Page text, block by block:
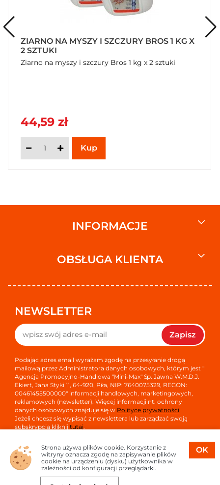
ZIARNO NA MYSZY I SZCZURY BROS 1 KG X
2 SZTUKI
Ziarno na myszy i szczury Bros 1 kg x 2 sztuki
44,59 zł
INFORMACJE
OBSŁUGA KLIENTA
NEWSLETTER
Zapisz
Podając adres email wyrażam zgodę na przesyłanie drogą
mailową przez Administratora danych osobowych, którym jest "
Agencja Promocyjno-Handlowa "Mini-Max" Sp. Jawna W.M.D.J.
Ekiert, Jana Styki 11, 64-920, Piła, NIP: 7640075329, REGON:
00461455500000" informacji handlowych, marketingowych,
reklamowych (newsletter). Więcej informacji nt. ochrony
danych osobowych znajduje się w Polityce prywatności.
Jeżeli chcesz się wypisać z newslettera lub zarządzać swoją
subskrypcją kliknijtutaj.
Copyright © 2026
Oprogramowanie sklepu:
OK
Strona używa plików cookie. Korzystanie z
witryny oznacza zgodę na zapisywanie plików
cookie na urządzeniu (dysku) użytkownika w
zależności od konfiguracji przeglądarki.